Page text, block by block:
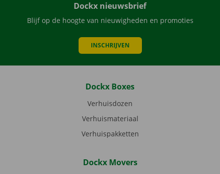
Dockx nieuwsbrief
Blijf op de hoogte van nieuwigheden en promoties
INSCHRIJVEN
Dockx Boxes
Verhuisdozen
Verhuismateriaal
Verhuispakketten
Dockx Movers